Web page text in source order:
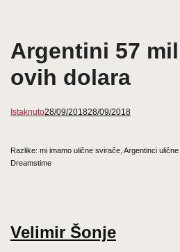
Argentini 57
ovih dolara
Istaknuto28/09/201828/09/2018
Razlike: mi imamo ulične svirače, Argentinci
Dreamstime
Velimir Šonje